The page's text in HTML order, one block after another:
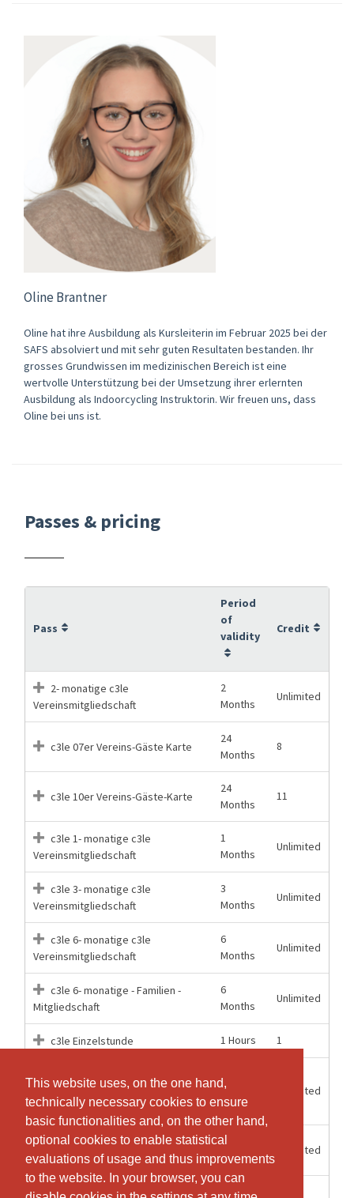
This website uses, on the one hand,
technically necessary cookies to ensure
basic functionalities and, on the other hand,
optional cookies to enable statistical
evaluations of usage and thus improvements
to the website. In your browser, you can
This website uses, on the one hand,
technically necessary cookies to ensure
basic functionalities and, on the other hand,
optional cookies to enable statistical
evaluations of usage and thus improvements
to the website. In your browser, you can
Oline Brantner
Oline hat ihre Ausbildung als Kursleiterin im Februar 2025 bei der
SAFS absolviert und mit sehr guten Resultaten bestanden. Ihr
grosses Grundwissen im medizinischen Bereich ist eine
wertvolle Unterstützung bei der Umsetzung ihrer erlernten
Ausbildung als Indoorcycling Instruktorin. Wir freuen uns, dass
Oline bei uns ist.
Passes & pricing
Pass
Period
of
validity
Credit
2- monatige c3le
Vereinsmitgliedschaft
2
Months
Unlimited
c3le 07er Vereins-Gäste Karte
24
Months
8
c3le 10er Vereins-Gäste-Karte
24
Months
11
c3le 1- monatige c3le
Vereinsmitgliedschaft
1
Months
Unlimited
c3le 3- monatige c3le
Vereinsmitgliedschaft
3
Months
Unlimited
c3le 6- monatige c3le
Vereinsmitgliedschaft
6
Months
Unlimited
c3le 6- monatige - Familien -
Mitgliedschaft
6
Months
Unlimited
c3le Einzelstunde 1 Hours 1
c3le Jahres "KombiPlus"
Mitgliedschaft c3le und Van der
Merwe Center
12
Months
Unlimited
c3le Jahres
Vereinsmitgliedschaft
12
Months
Unlimited
c3le Probetraining 2 Hours